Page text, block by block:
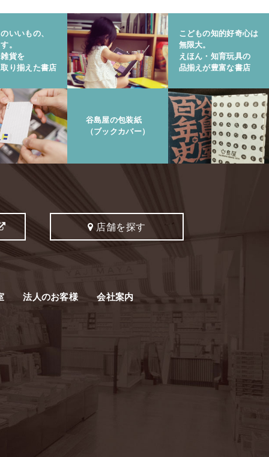
いいもの、
。
貨を
り揃えた書店
こどもの知的好奇心は
無限大。
えほん・知育玩具の
品揃えが豊富な書店
谷島屋の包装紙
（ブックカバー）
店舗を探す
法人のお客様 会社案内